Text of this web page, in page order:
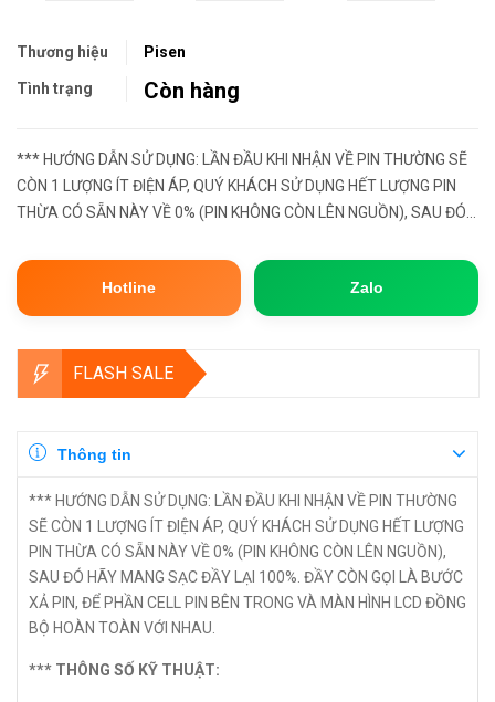
Thương hiệu Pisen
Tình trạng Còn hàng
*** HƯỚNG DẪN SỬ DỤNG: LẦN ĐẦU KHI NHẬN VỀ PIN THƯỜNG SẼ
CÒN 1 LƯỢNG ÍT ĐIỆN ÁP, QUÝ KHÁCH SỬ DỤNG HẾT LƯỢNG PIN
THỪA CÓ SẴN NÀY VỀ 0% (PIN KHÔNG CÒN LÊN NGUỒN), SAU ĐÓ
PHẦN CELL PIN BÊN TR...
Hotline
Zalo
FLASH SALE
Thông tin
*** HƯỚNG DẪN SỬ DỤNG: LẦN ĐẦU KHI NHẬN VỀ PIN THƯỜNG
SẼ CÒN 1 LƯỢNG ÍT ĐIỆN ÁP, QUÝ KHÁCH SỬ DỤNG HẾT LƯỢNG
PIN THỪA CÓ SẴN NÀY VỀ 0% (PIN KHÔNG CÒN LÊN NGUỒN),
SAU ĐÓ HÃY MANG SẠC ĐẦY LẠI 100%. ĐẦY CÒN GỌI LÀ BƯỚC
XẢ PIN, ĐỂ PHẦN CELL PIN BÊN TRONG VÀ MÀN HÌNH LCD ĐỒNG
BỘ HOÀN TOÀN VỚI NHAU.
*** THÔNG SỐ KỸ THUẬT: